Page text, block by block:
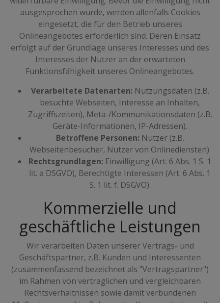
ausgesprochen wurde, werden allenfalls Cookies
eingesetzt, die für den Betrieb unseres
Onlineangebotes erforderlich sind. Deren Einsatz
erfolgt auf der Grundlage unseres Interesses und des
Interesses der Nutzer an der erwarteten
Funktionsfähigkeit unseres Onlineangebotes.
Verarbeitete Datenarten:Nutzungsdaten (z.B.
besuchte Webseiten, Interesse an Inhalten,
Zugriffszeiten), Meta-/Kommunikationsdaten (z.B.
Geräte-Informationen, IP-Adressen).
Betroffene Personen:Nutzer (z.B.
Webseitenbesucher, Nutzer von Onlinediensten).
Rechtsgrundlagen: Einwilligung (Art. 6 Abs. 1 S. 1
lit. a DSGVO), Berechtigte Interessen (Art. 6 Abs. 1
S. 1 lit. f. DSGVO).
Kommerzielle und
geschäftliche Leistungen
Wir verarbeiten Daten unserer Vertrags- und
Geschäftspartner, z.B. Kunden und Interessenten
(zusammenfassend bezeichnet als "Vertragspartner")
im Rahmen von vertraglichen und vergleichbaren
Rechtsverhältnissen sowie damit verbundenen